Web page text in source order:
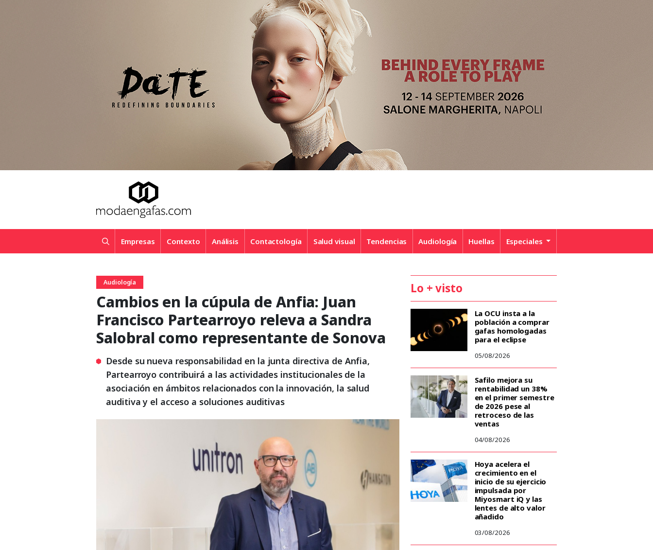
Empresas Contexto Análisis Contactología Salud visual Tendencias Audiología Huellas Especiales
Audiología
Cambios en la cúpula de Anfia: Juan
Francisco Partearroyo releva a Sandra
Salobral como representante de Sonova
Desde su nueva responsabilidad en la junta directiva de Anfia,
Partearroyo contribuirá a las actividades institucionales de la
asociación en ámbitos relacionados con la innovación, la salud
auditiva y el acceso a soluciones auditivas
Lo + visto
La OCU insta a la
población a comprar
gafas homologadas
para el eclipse
05/08/2026
Safilo mejora su
rentabilidad un 38%
en el primer semestre
de 2026 pese al
retroceso de las
ventas
04/08/2026
Hoya acelera el
crecimiento en el
inicio de su ejercicio
impulsada por
Miyosmart iQ y las
lentes de alto valor
añadido
03/08/2026